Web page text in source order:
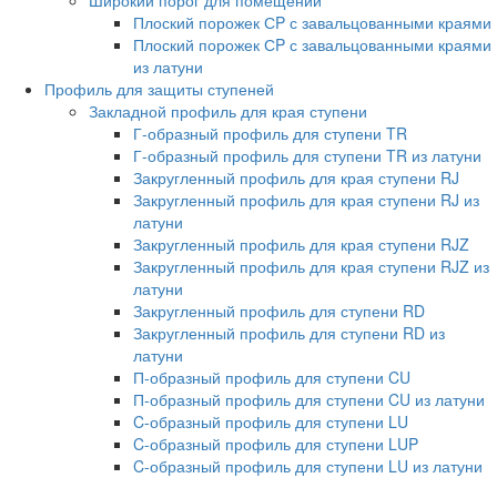
Плоский порожек СP с завальцованными краями
Плоский порожек СP с завальцованными краями
из латуни
Профиль для защиты ступеней
Закладной профиль для края ступени
Г-образный профиль для ступени TR
Г-образный профиль для ступени TR из латуни
Закругленный профиль для края ступени RJ
Закругленный профиль для края ступени RJ из
латуни
Закругленный профиль для края ступени RJZ
Закругленный профиль для края ступени RJZ из
латуни
Закругленный профиль для ступени RD
Закругленный профиль для ступени RD из
латуни
П-образный профиль для ступени CU
П-образный профиль для ступени CU из латуни
C-образный профиль для ступени LU
C-образный профиль для ступени LUP
C-образный профиль для ступени LU из латуни